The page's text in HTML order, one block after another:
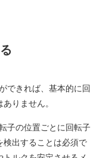
できれば、基本的に回
りません。
子の位置ごとに回転子
検出することは必須で